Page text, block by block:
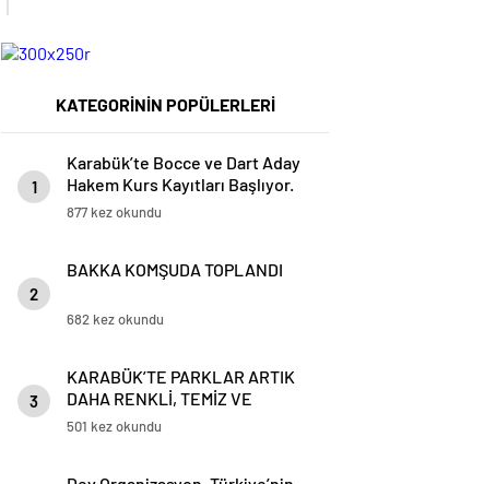
KATEGORİNİN POPÜLERLERİ
1
Karabük’te Bocce ve Dart Aday
Hakem Kurs Kayıtları Başlıyor.
877 kez okundu
2
BAKKA KOMŞUDA TOPLANDI
682 kez okundu
3
KARABÜK’TE PARKLAR ARTIK
DAHA RENKLİ, TEMİZ VE
GÜVENLİ
501 kez okundu